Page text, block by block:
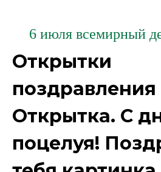
6 июля всемирный
Открытки
Открытка. С
поцелуя!